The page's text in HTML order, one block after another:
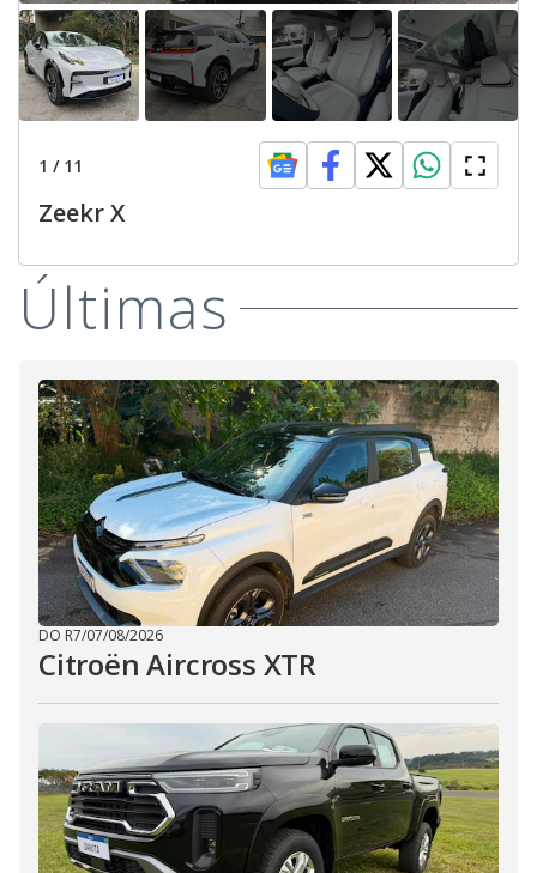
1 / 11
Zeekr X
Últimas
DO R7/07/08/2026
Citroën Aircross XTR